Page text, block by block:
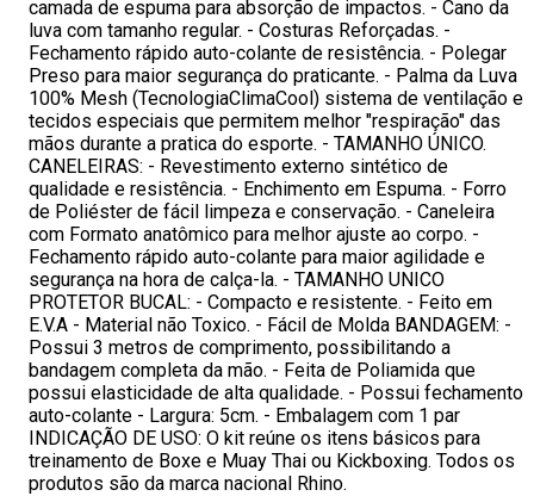
camada de espuma para absorção de impactos. - Cano da
luva com tamanho regular. - Costuras Reforçadas. -
Fechamento rápido auto-colante de resistência. - Polegar
Preso para maior segurança do praticante. - Palma da Luva
100% Mesh (TecnologiaClimaCool) sistema de ventilação e
tecidos especiais que permitem melhor "respiração" das
mãos durante a pratica do esporte. - TAMANHO ÚNICO.
CANELEIRAS: - Revestimento externo sintético de
qualidade e resistência. - Enchimento em Espuma. - Forro
de Poliéster de fácil limpeza e conservação. - Caneleira
com Formato anatômico para melhor ajuste ao corpo. -
Fechamento rápido auto-colante para maior agilidade e
segurança na hora de calça-la. - TAMANHO UNICO
PROTETOR BUCAL: - Compacto e resistente. - Feito em
E.V.A - Material não Toxico. - Fácil de Molda BANDAGEM: -
Possui 3 metros de comprimento, possibilitando a
bandagem completa da mão. - Feita de Poliamida que
possui elasticidade de alta qualidade. - Possui fechamento
auto-colante - Largura: 5cm. - Embalagem com 1 par
INDICAÇÃO DE USO: O kit reúne os itens básicos para
treinamento de Boxe e Muay Thai ou Kickboxing. Todos os
produtos são da marca nacional Rhino.